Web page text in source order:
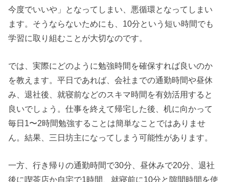
今度でいいや」となってしまい、悪循環となってしまい
ます。そうならないためにも、10分という短い時間でも
学習に取り組むことが大切なのです。
では、実際にどのように勉強時間を確保すれば良いのか
を教えます。平日であれば、会社までの通勤時間や昼休
み、退社後、就寝前などのスキマ時間を有効活用すると
良いでしょう。仕事を終えて帰宅した後、机に向かって
毎日1〜2時間勉強することは簡単なことではありませ
ん。結果、三日坊主になってしまう可能性があります。
一方、行き帰りの通勤時間で30分、昼休みで20分、退社
後に喫茶店か自宅で1時間、就寝前に10分と隙間時間を使